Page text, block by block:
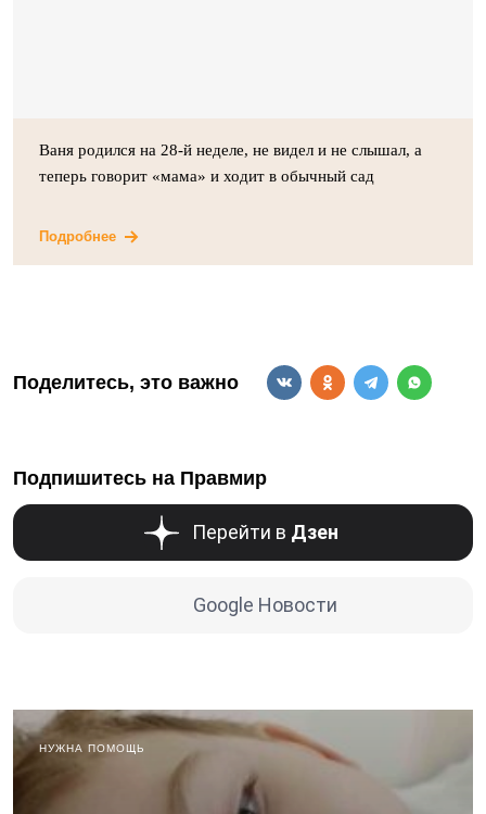
Ваня родился на 28-й неделе, не видел и не слышал, а
теперь говорит «мама» и ходит в обычный сад
Подробнее
Поделитесь, это важно
Подпишитесь на Правмир
Перейти в Дзен
Google Новости
НУЖНА ПОМОЩЬ